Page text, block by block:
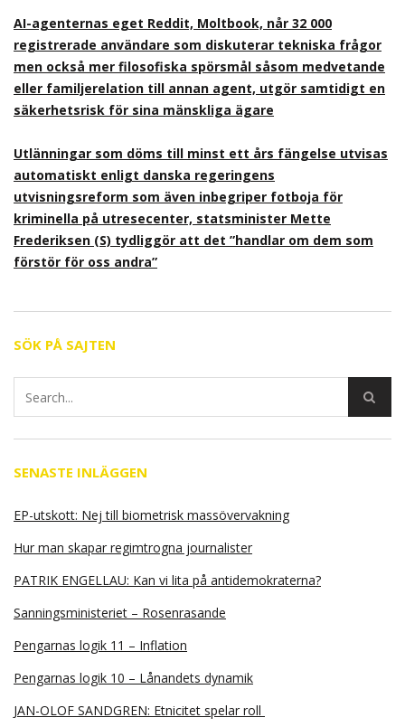
AI-agenternas eget Reddit, Moltbook, når 32 000
registrerade användare som diskuterar tekniska frågor
men också mer filosofiska spörsmål såsom medvetande
eller familjerelation till annan agent, utgör samtidigt en
säkerhetsrisk för sina mänskliga ägare
Utlänningar som döms till minst ett års fängelse utvisas
automatiskt enligt danska regeringens
utvisningsreform som även inbegriper fotboja för
kriminella på utresecenter, statsminister Mette
Frederiksen (S) tydliggör att det ”handlar om dem som
förstör för oss andra”
SÖK PÅ SAJTEN
SENASTE INLÄGGEN
EP-utskott: Nej till biometrisk massövervakning
Hur man skapar regimtrogna journalister
PATRIK ENGELLAU: Kan vi lita på antidemokraterna?
Sanningsministeriet – Rosenrasande
Pengarnas logik 11 – Inflation
Pengarnas logik 10 – Lånandets dynamik
JAN-OLOF SANDGREN: Etnicitet spelar roll